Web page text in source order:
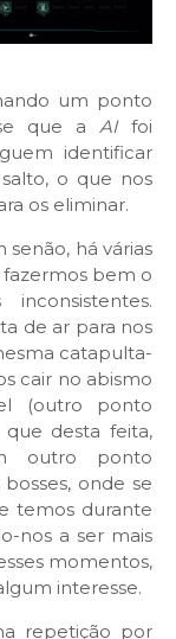
um ponto
que a AIfoi
identificar
o que nos
os eliminar.
há várias
fazermos bem o
de ar para nos
catapulta-
cair no abismo
(outro ponto
que desta feita,
outro ponto
onde se
temos durante
nos a ser mais
momentos,
interesse.
repetição por